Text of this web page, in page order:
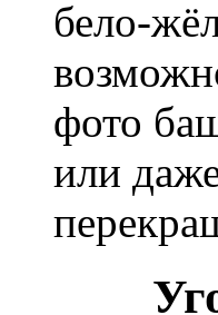
бело-
фото
или